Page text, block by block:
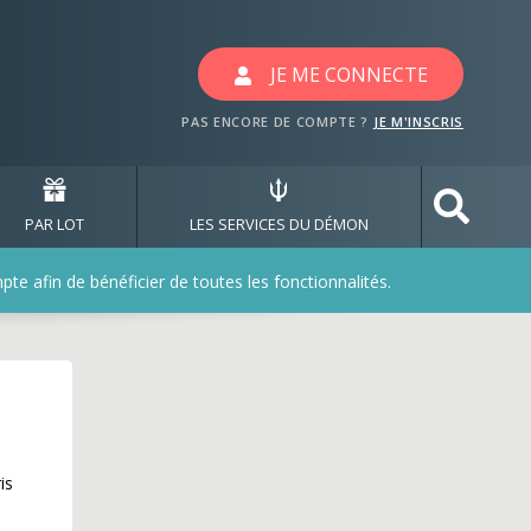
JE ME CONNECTE
PAS ENCORE DE COMPTE ? JE M'INSCRIS
PAR LOT LES SERVICES DU DÉMON
afin de bénéficier de toutes les fonctionnalités.